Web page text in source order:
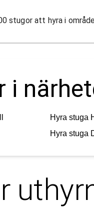
stugor att hyra i
Hyra stuga
Hyra stuga